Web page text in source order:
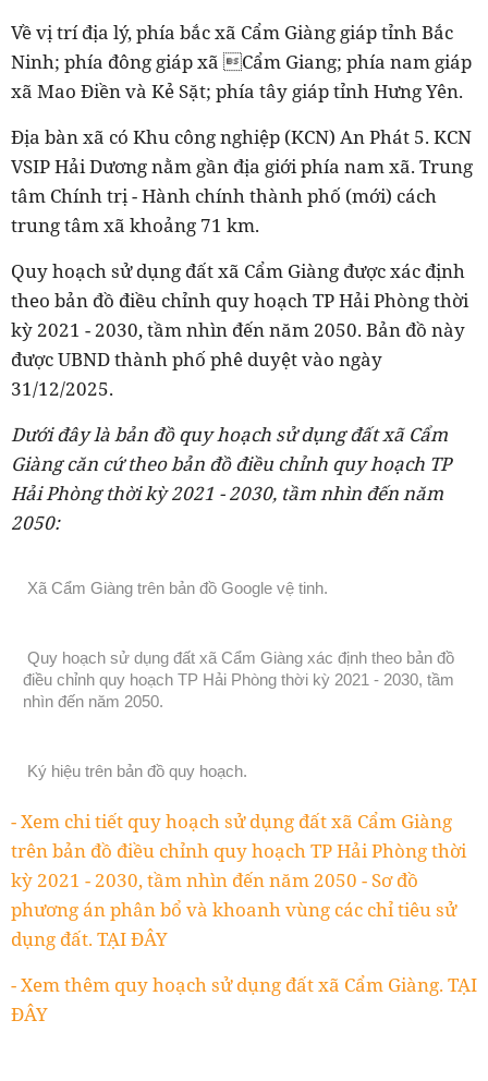
Về vị trí địa lý, phía bắc xã Cẩm Giàng giáp tỉnh Bắc
Ninh; phía đông giáp xã Cẩm Giang; phía nam giáp
xã Mao Điền và Kẻ Sặt; phía tây giáp tỉnh Hưng Yên.
Địa bàn xã có Khu công nghiệp (KCN) An Phát 5. KCN
VSIP Hải Dương nằm gần địa giới phía nam xã. Trung
tâm Chính trị - Hành chính thành phố (mới) cách
trung tâm xã khoảng 71 km.
Quy hoạch sử dụng đất xã Cẩm Giàng được xác định
theo bản đồ điều chỉnh quy hoạch TP Hải Phòng thời
kỳ 2021 - 2030, tầm nhìn đến năm 2050. Bản đồ này
được UBND thành phố phê duyệt vào ngày
31/12/2025.
Dưới đây là bản đồ quy hoạch sử dụng đất xã Cẩm
Giàng căn cứ theo bản đồ điều chỉnh quy hoạch TP
Hải Phòng thời kỳ 2021 - 2030, tầm nhìn đến năm
2050:
Xã Cẩm Giàng trên bản đồ Google vệ tinh.
Quy hoạch sử dụng đất xã Cẩm Giàng xác định theo bản đồ
điều chỉnh quy hoạch TP Hải Phòng thời kỳ 2021 - 2030, tầm
nhìn đến năm 2050.
Ký hiệu trên bản đồ quy hoạch.
- Xem chi tiết quy hoạch sử dụng đất xã Cẩm Giàng
trên bản đồ điều chỉnh quy hoạch TP Hải Phòng thời
kỳ 2021 - 2030, tầm nhìn đến năm 2050 - Sơ đồ
phương án phân bổ và khoanh vùng các chỉ tiêu sử
dụng đất. TẠI ĐÂY
- Xem thêm quy hoạch sử dụng đất xã Cẩm Giàng. TẠI
ĐÂY